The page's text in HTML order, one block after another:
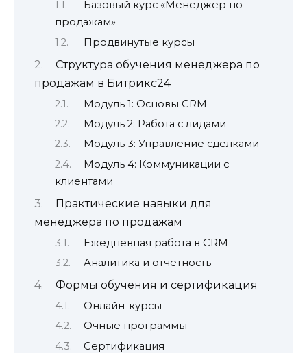
Базовый курс «Менеджер по
продажам»
Продвинутые курсы
Структура обучения менеджера по
продажам в Битрикс24
Модуль 1: Основы CRM
Модуль 2: Работа с лидами
Модуль 3: Управление сделками
Модуль 4: Коммуникации с
клиентами
Практические навыки для
менеджера по продажам
Ежедневная работа в CRM
Аналитика и отчетность
Формы обучения и сертификация
Онлайн-курсы
Очные программы
Сертификация